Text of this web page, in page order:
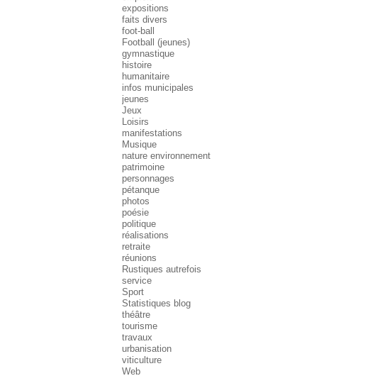
expositions
faits divers
foot-ball
Football (jeunes)
gymnastique
histoire
humanitaire
infos municipales
jeunes
Jeux
Loisirs
manifestations
Musique
nature environnement
patrimoine
personnages
pétanque
photos
poésie
politique
réalisations
retraite
réunions
Rustiques autrefois
service
Sport
Statistiques blog
théâtre
tourisme
travaux
urbanisation
viticulture
Web